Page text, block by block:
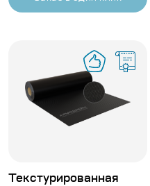
Текстурированная